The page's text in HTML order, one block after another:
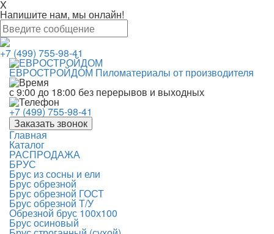
X
Напишите нам, мы онлайн!
+7 (499) 755-98-41
ЕВРОСТРОЙДОМ Пиломатериалы от производителя
с 9:00 до 18:00 без перерывов и выходных
+7 (499) 755-98-41
Заказать звонок
Главная
Каталог
РАСПРОДАЖА
БРУС
Брус из сосны и ели
Брус обрезной
Брус обрезной ГОСТ
Брус обрезной Т/У
Обрезной брус 100х100
Брус осиновый